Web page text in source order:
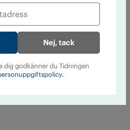
Nej, tack
dig godkänner du Tidningen